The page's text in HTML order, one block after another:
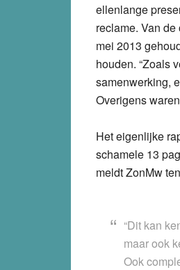
ellenlange
reclame. Van
mei 2013
houden. “Zoals
samenwerking,
Overigens
Het eigenlijke
schamele 13
meldt ZonMw
“Dit kan
maar ook
Ook